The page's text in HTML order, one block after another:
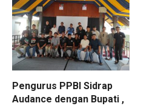
Pengurus PPBI Sidrap
Audance dengan Bupati ,